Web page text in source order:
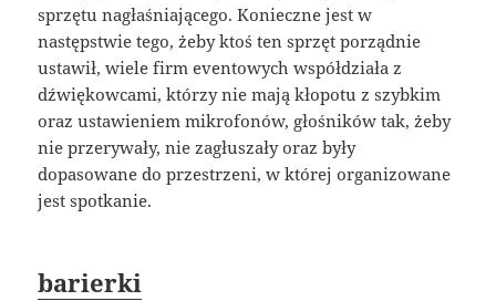
sprzętu nagłaśniającego. Konieczne jest w
następstwie tego, żeby ktoś ten sprzęt porządnie
ustawił, wiele firm eventowych współdziała z
dźwiękowcami, którzy nie mają kłopotu z szybkim
oraz ustawieniem mikrofonów, głośników tak, żeby
nie przerywały, nie zagłuszały oraz były
dopasowane do przestrzeni, w której organizowane
jest spotkanie.
barierki